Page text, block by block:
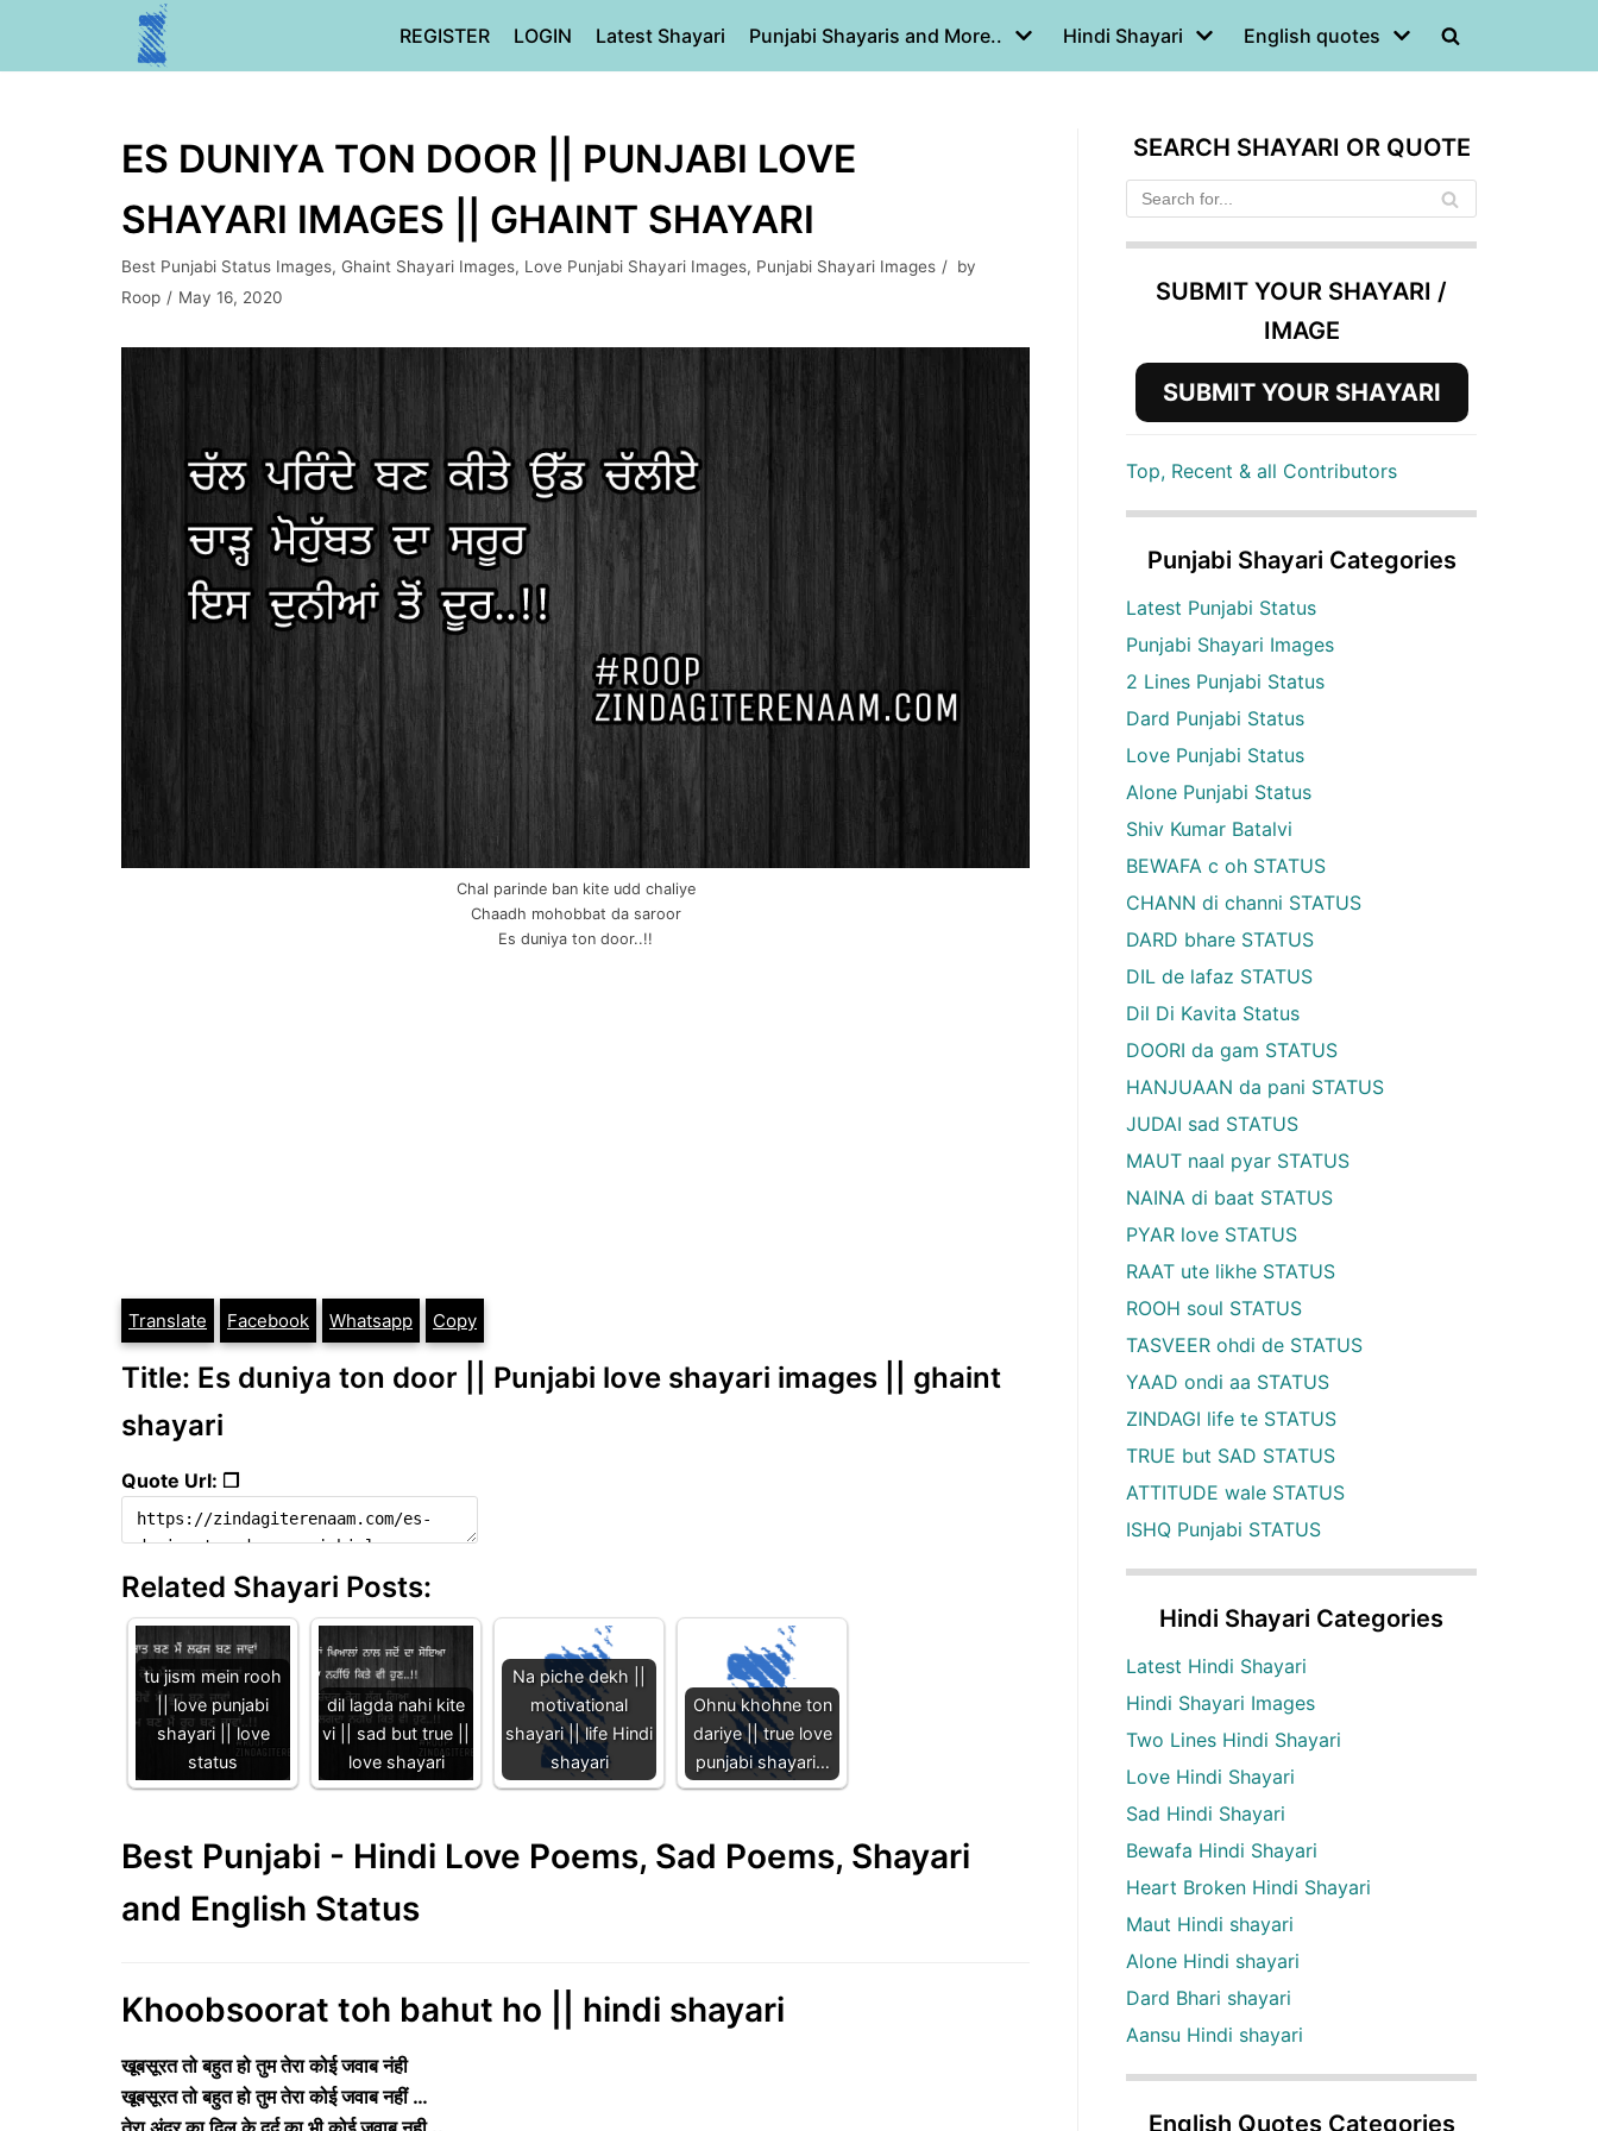
REGISTER LOGIN Latest Shayari Punjabi Shayaris and More.. Hindi Shayari English quotes
ES DUNIYA TON DOOR || PUNJABI LOVE
SHAYARI IMAGES || GHAINT SHAYARI
Best Punjabi Status Images, Ghaint Shayari Images, Love Punjabi Shayari Images, Punjabi Shayari Images
by
Roop
May 16, 2020
Chal parinde ban kite udd chaliye
Chaadh mohobbat da saroor
Es duniya ton door..!!
Translate Facebook Whatsapp Copy
Title: Es duniya ton door || Punjabi love shayari images || ghaint
shayari
Quote Url: ❐
Related Shayari Posts:
tu jism mein rooh
|| love punjabi
shayari || love
status
dil lagda nahi kite
vi || sad but true ||
love shayari
Na piche dekh ||
motivational
shayari || life Hindi
shayari
Ohnu khohne ton
dariye || true love
punjabi shayari…
Best Punjabi - Hindi Love Poems, Sad Poems, Shayari
and English Status
Khoobsoorat toh bahut ho || hindi shayari
खूबसूरत तो बहुत हो तुम तेरा कोई जवाब नंही
खूबसूरत तो बहुत हो तुम तेरा कोई जवाब नहीं …
SEARCH SHAYARI OR QUOTE
SUBMIT YOUR SHAYARI /
IMAGE
SUBMIT YOUR SHAYARI
Top, Recent & all Contributors
Punjabi Shayari Categories
Latest Punjabi Status
Punjabi Shayari Images
2 Lines Punjabi Status
Dard Punjabi Status
Love Punjabi Status
Alone Punjabi Status
Shiv Kumar Batalvi
BEWAFA c oh STATUS
CHANN di channi STATUS
DARD bhare STATUS
DIL de lafaz STATUS
Dil Di Kavita Status
DOORI da gam STATUS
HANJUAAN da pani STATUS
JUDAI sad STATUS
MAUT naal pyar STATUS
NAINA di baat STATUS
PYAR love STATUS
RAAT ute likhe STATUS
ROOH soul STATUS
TASVEER ohdi de STATUS
YAAD ondi aa STATUS
ZINDAGI life te STATUS
TRUE but SAD STATUS
ATTITUDE wale STATUS
ISHQ Punjabi STATUS
Hindi Shayari Categories
Latest Hindi Shayari
Hindi Shayari Images
Two Lines Hindi Shayari
Love Hindi Shayari
Sad Hindi Shayari
Bewafa Hindi Shayari
Heart Broken Hindi Shayari
Maut Hindi shayari
Alone Hindi shayari
Dard Bhari shayari
Aansu Hindi shayari
English Quotes Categories